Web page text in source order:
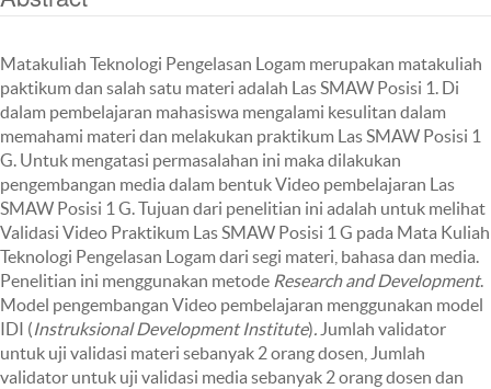
Matakuliah Teknologi Pengelasan Logam merupakan matakuliah
paktikum dan salah satu materi adalah Las SMAW Posisi 1. Di
dalam pembelajaran mahasiswa mengalami kesulitan dalam
memahami materi dan melakukan praktikum Las SMAW Posisi 1
G. Untuk mengatasi permasalahan ini maka dilakukan
pengembangan media dalam bentuk Video pembelajaran Las
SMAW Posisi 1 G. Tujuan dari penelitian ini adalah untuk melihat
Validasi Video Praktikum Las SMAW Posisi 1 G pada Mata Kuliah
Teknologi Pengelasan Logam dari segi materi, bahasa dan media.
Penelitian ini menggunakan metode Research and Development.
Model pengembangan Video pembelajaran menggunakan model
IDI (Instruksional Development Institute). Jumlah validator
untuk uji validasi materi sebanyak 2 orang dosen, Jumlah
validator untuk uji validasi media sebanyak 2 orang dosen dan